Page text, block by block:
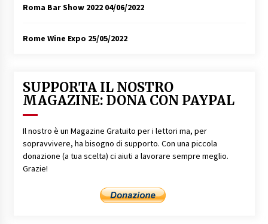
Roma Bar Show 2022 04/06/2022
Rome Wine Expo 25/05/2022
SUPPORTA IL NOSTRO
MAGAZINE: DONA CON PAYPAL
Il nostro è un Magazine Gratuito per i lettori ma, per
sopravvivere, ha bisogno di supporto. Con una piccola
donazione (a tua scelta) ci aiuti a lavorare sempre meglio.
Grazie!